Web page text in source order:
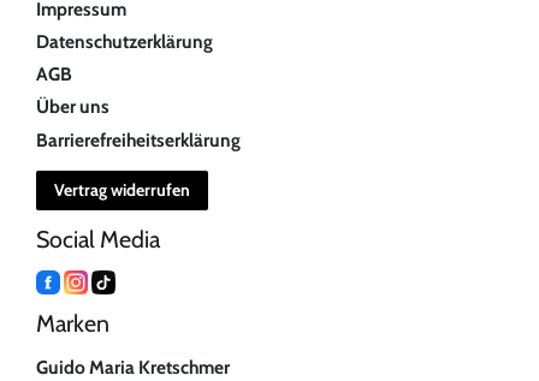
Impressum
Datenschutzerklärung
AGB
Über uns
Barrierefreiheitserklärung
Vertrag widerrufen
Social Media
Marken
Guido Maria Kretschmer